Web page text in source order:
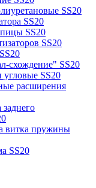
SS20
SS20
SS20
SS20
схождение" SS20
SS20
расширения
витка пружины
SS20